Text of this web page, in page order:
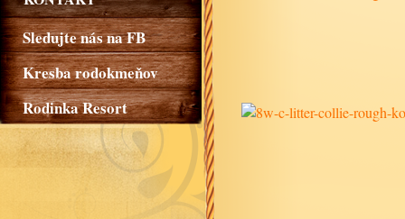
Sledujte nás na FB
Kresba rodokmeňov
Rodinka Resort